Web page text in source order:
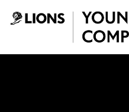
Saltar al contenido principal